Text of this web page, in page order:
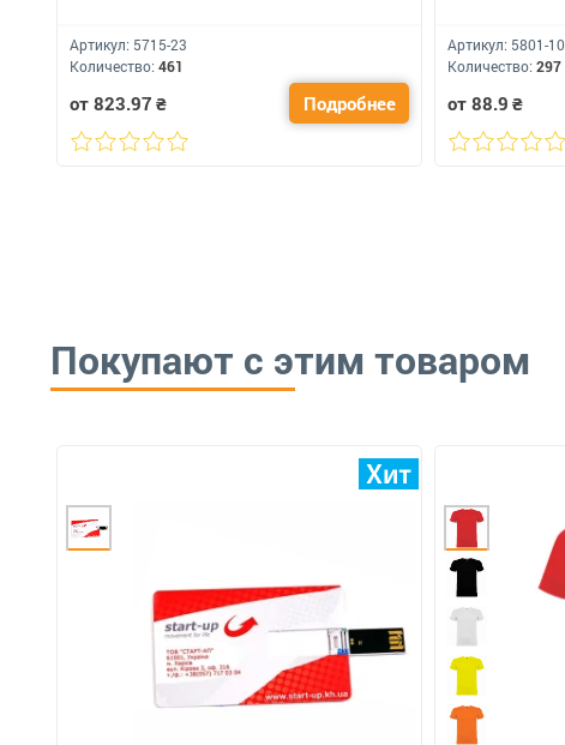
Артикул: 5715-23
Количество: 461
от 823.97 ₴ Подробнее
Артикул: 5801-10
Количество: 297
от 88.9 ₴
Покупают с этим товаром